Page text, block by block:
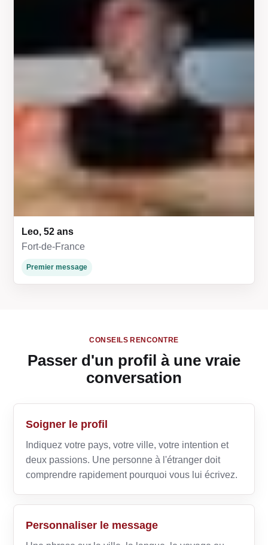
Leo, 52 ans
Fort-de-France
Premier message
CONSEILS RENCONTRE
Passer d'un profil à une vraie
conversation
Soigner le profil
Indiquez votre pays, votre ville, votre intention et
deux passions. Une personne à l'étranger doit
comprendre rapidement pourquoi vous lui écrivez.
Personnaliser le message